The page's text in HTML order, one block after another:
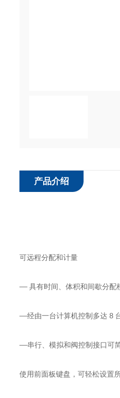
产品介绍
可远程分配和计量
–– 具有时间、体积和间歇分配
––经由一台计算机控制多达 8
––串行、模拟和阀控制接口可
使用前面板键盘，可轻松设置